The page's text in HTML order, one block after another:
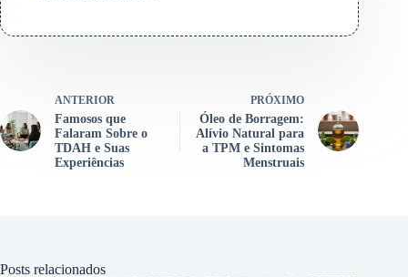
ANTERIOR
Famosos que
Falaram Sobre o
TDAH e Suas
Experiências
PRÓXIMO
Óleo de Borragem:
Alívio Natural para
a TPM e Sintomas
Menstruais
Posts relacionados